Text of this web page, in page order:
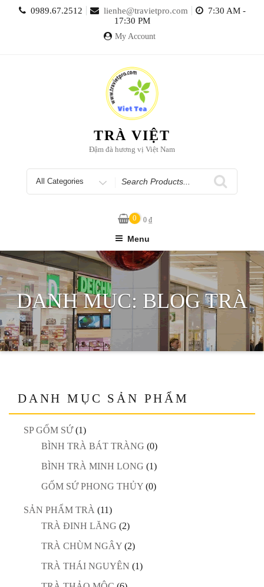
0989.67.2512 lienhe@travietpro.com
7:30 AM -
17:30 PM
My Account
TRÀ VIỆT
Đậm đà hương vị Việt Nam
Search
for
0 0₫
Menu
DANH MỤC: BLOG TRÀ
DANH MỤC SẢN PHẨM
SP GỐM SỨ (1)
BÌNH TRÀ BÁT TRÀNG (0)
BÌNH TRÀ MINH LONG (1)
GỐM SỨ PHONG THỦY (0)
SẢN PHẨM TRÀ (11)
TRÀ ĐINH LĂNG (2)
TRÀ CHÙM NGÂY (2)
TRÀ THÁI NGUYÊN (1)